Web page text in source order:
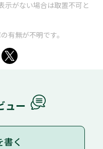
がない場合は取置不可と
有無が不明です。
ュー
書く